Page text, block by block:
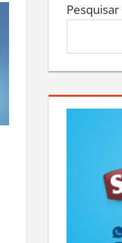
Pesquisar